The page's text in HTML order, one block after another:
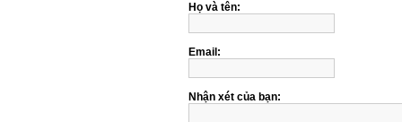
Họ và tên:
Email:
Nhận xét của bạn: